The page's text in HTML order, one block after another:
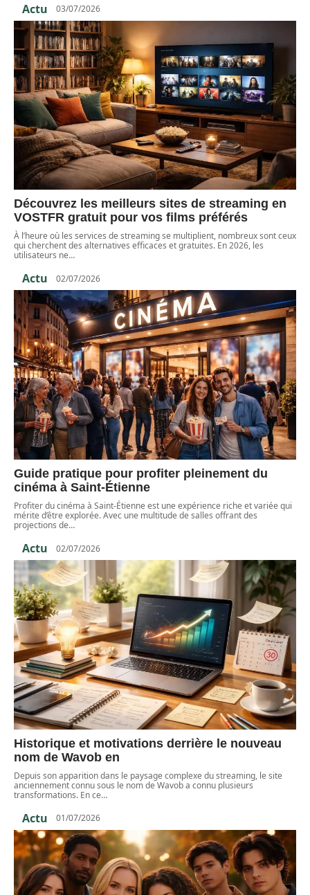
Actu 03/07/2026
Découvrez les meilleurs sites de streaming en
VOSTFR gratuit pour vos films préférés
À l’heure où les services de streaming se multiplient, nombreux sont ceux
qui cherchent des alternatives efficaces et gratuites. En 2026, les
utilisateurs ne…
Actu 02/07/2026
Guide pratique pour profiter pleinement du
cinéma à Saint-Étienne
Profiter du cinéma à Saint-Étienne est une expérience riche et variée qui
mérite d’être explorée. Avec une multitude de salles offrant des
projections de…
Actu 02/07/2026
Historique et motivations derrière le nouveau
nom de Wavob en
Depuis son apparition dans le paysage complexe du streaming, le site
anciennement connu sous le nom de Wavob a connu plusieurs
transformations. En ce…
Actu 01/07/2026